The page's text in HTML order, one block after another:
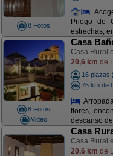
8 Fotos
Priego de
estrechas,
8 Fotos
Video
Casa
Casa Rural
20,6 km de
16 plazas
75 km de
flores,
descanso
Casa
Casa Rural
20,6 km de